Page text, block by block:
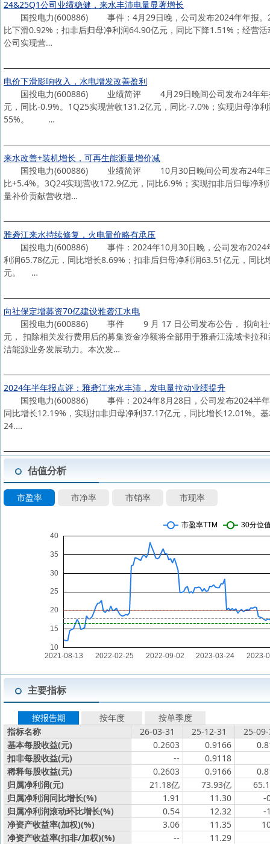
24&25Q1公司业绩稳健，来水丰沛电量显著增长
国投电力(600886) 事件：4月29日晚，公司发布2024年年报。
比下滑0.92%；扣非后归母净利润64.90亿元，同比下降1.51%；经营
公司实现营…
电价下滑影响收入，水电增发改善盈利
国投电力(600886) 业绩简评 4月29日晚间公司发布24年年报及
元，同比-0.9%。1Q25实现营收131.2亿元，同比-7.0%；实现归母净
55%。 …
来水改善+装机增长，可再生能源量增价减
国投电力(600886) 业绩简评 10月30日晚间公司发布24年三季
比+5.4%。3Q24实现营收172.9亿元，同比6.9%；实现扣非后归
量补价贡献营收增…
雅砻江来水持续修复，火电量价略有承压
国投电力(600886) 事件：2024年10月30日晚，公司发布2024年
利润65.78亿元，同比增长8.69%；扣非后归母净利润63.51亿元，同
元。 …
向社保定增募资70亿建设雅砻江水电
国投电力(600886) 事件 9 月 17 日公司发布公告， 拟向社保基
元， 扣除相关发行费用后的募集资金净额将全部用于雅砻江流域
洁能源业务发展动力。本次发…
2024年半年报点评：雅砻江来水丰沛，发电量拉动业绩提升
国投电力(600886) 事件：2024年8月28日，公司发布2024半年
同比增长12.19%，实现扣非归母净利37.17亿元，同比增长12.01%。
24.…
估值分析
市盈率 市净率 市销率 市现率
主要指标
按报告期 按年度
按单季度
指标名称
26-03-31 25-12-31
25-
基本每股收益(元)
0.2603 0.9166
扣非每股收益(元)
--
0.9118
稀释每股收益(元)
0.2603 0.9166
归属净利润(元)
21.18亿 73.93亿
归属净利润同比增长(%)
1.91 11.30
-
归属净利润滚动环比增长(%)
0.54 12.32
-
净资产收益率(加权)(%)
3.06 11.35
净资产收益率(扣非/加权)(%)
--
11.29